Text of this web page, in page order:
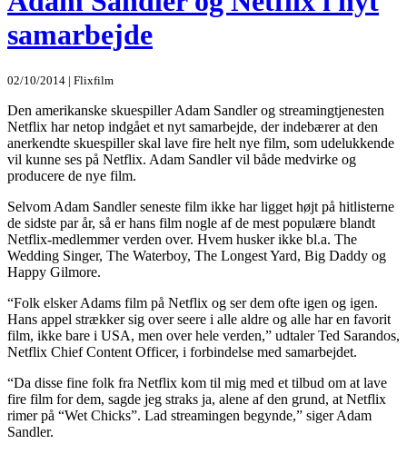
samarbejde
02/10/2014 | Flixfilm
Den amerikanske skuespiller Adam Sandler og streamingtjenesten
Netflix har netop indgået et nyt samarbejde, der indebærer at den
anerkendte skuespiller skal lave fire helt nye film, som udelukkende
vil kunne ses på Netflix. Adam Sandler vil både medvirke og
producere de nye film.
Selvom Adam Sandler seneste film ikke har ligget højt på hitlisterne
de sidste par år, så er hans film nogle af de mest populære blandt
Netflix-medlemmer verden over. Hvem husker ikke bl.a. The
Wedding Singer, The Waterboy, The Longest Yard, Big Daddy og
Happy Gilmore.
“Folk elsker Adams film på Netflix og ser dem ofte igen og igen.
Hans appel strækker sig over seere i alle aldre og alle har en favorit
film, ikke bare i USA, men over hele verden,” udtaler Ted Sarandos,
Netflix Chief Content Officer, i forbindelse med samarbejdet.
“Da disse fine folk fra Netflix kom til mig med et tilbud om at lave
fire film for dem, sagde jeg straks ja, alene af den grund, at Netflix
rimer på “Wet Chicks”. Lad streamingen begynde,” siger Adam
Sandler.